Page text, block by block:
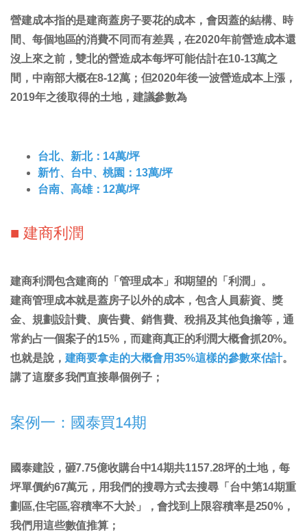
營建成本指的是建商蓋房子要花的成本，會因蓋的結構、時
間、每個地區的消費不同而有差異，在2020年前營造成本還
沒上來之前，雙北的營造成本每坪可能估計在10-13萬之
間，中南部大概在8-12萬；但2020年後一波營造成本上漲，
2019年之後取得的土地，建議參數為
台北、新北：14萬/坪
新竹、台中、桃園：13萬/坪
台南、高雄：12萬/坪
■ 建商利潤
建商利潤包含建商的「 管理成本」和期望的「利潤 」。
建商管理成本就是蓋房子以外的成本，包含人員薪資、獎
金、規劃設計費、廣告費、銷售費、稅捐及其他負擔等，通
常約占一個案子的15%，而建商真正的利潤大概會抓20%。
也就是說， 建商要拿走的大概會用35%這樣的參數來估計。
講了這麼多我們直接舉個例子；
案例一：國泰買14期
國泰建設，砸7.75億收購台中14期共1157.28坪的土地，每
坪單價約67萬元，用我們的搜尋方式去搜尋「台中第14期重
劃區,住宅區,容積率不大於」，會找到上限容積率是250%，
我們用這些數值推算；